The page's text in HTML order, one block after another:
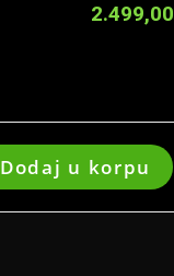
2.499,00
Dodaj u korpu